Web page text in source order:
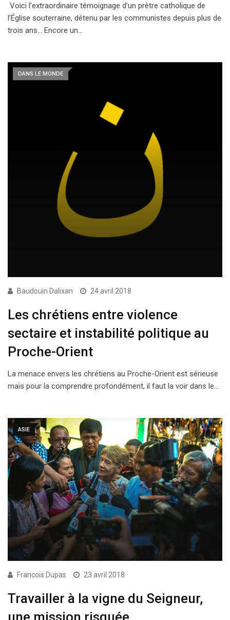
Voici l’extraordinaire témoignage d’un prêtre catholique de
l’Église souterraine, détenu par les communistes depuis plus de
trois ans… Encore un…
DANS LE MONDE
Baudouin Dalixan 24 avril 2018
Les chrétiens entre violence
sectaire et instabilité politique au
Proche-Orient
La menace envers les chrétiens au Proche-Orient est sérieuse
mais pour la comprendre profondément, il faut la voir dans le…
ASIE
Francois Dupas 23 avril 2018
Travailler à la vigne du Seigneur,
une mission risquée